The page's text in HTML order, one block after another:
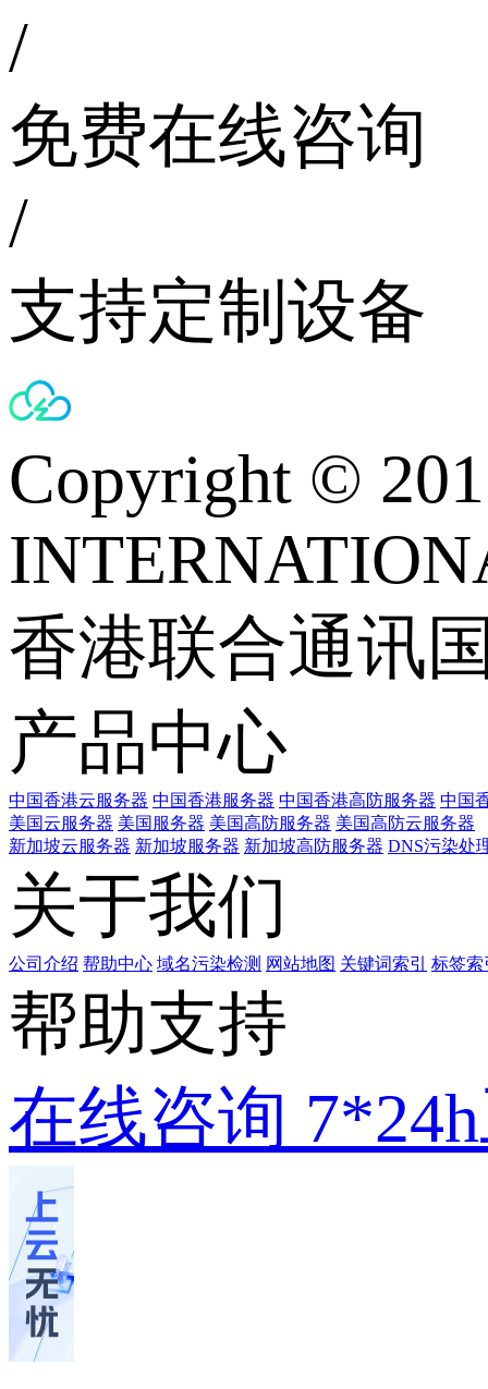
/
免费在线咨询
/
支持定制设备
Copyright ©
香港联合通讯
产品中心
中国香港云服务器 中国香港服务器 中国香港高防服务器 中国
美国云服务器 美国服务器 美国高防服务器 美国高防云服务器
新加坡云服务器 新加坡服务器 新加坡高防服务器 DNS污染处
关于我们
公司介绍 帮助中心 域名污染检测 网站地图 关键词索引 标签索
帮助支持
在线咨询